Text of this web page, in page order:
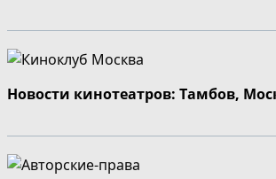
Новости кинотеатров: Тамбов,